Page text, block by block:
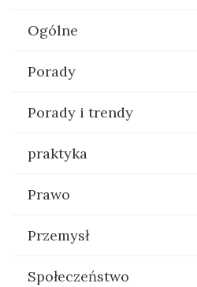
Ogólne
Porady
Porady i trendy
praktyka
Prawo
Przemysł
Społeczeństwo